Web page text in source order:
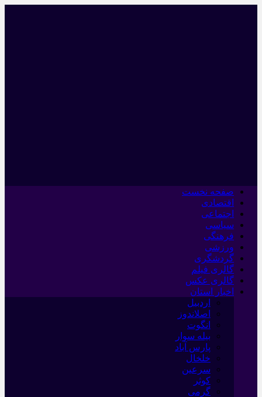
صفحه نخست
اقتصادی
اجتماعی
سیاسی
فرهنگی
ورزشی
گردشگری
گالری فیلم
گالری عکس
اخبار استان
اردبیل
اصلاندوز
انگوت
بیله سوار
پارس آباد
خلخال
سرعین
کوثر
گرمی